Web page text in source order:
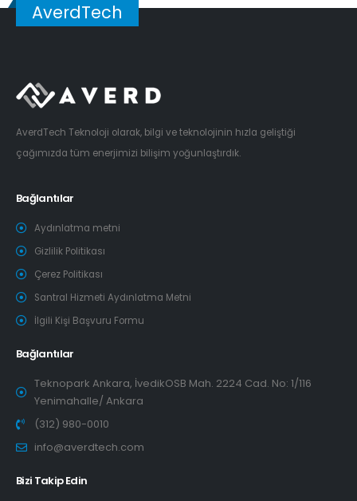
AverdTech
AverdTech Teknoloji olarak, bilgi ve teknolojinin hızla geliştiği
çağımızda tüm enerjimizi bilişim yoğunlaştırdık.
Bağlantılar
Aydınlatma metni
Gizlilik Politikası
Çerez Politikası
Santral Hizmeti Aydınlatma Metni
İlgili Kişi Başvuru Formu
Bağlantılar
Teknopark Ankara, İvedikOSB Mah. 2224 Cad. No: 1/116
Yenimahalle/ Ankara
(312) 980-0010
info@averdtech.com
Bizi Takip Edin